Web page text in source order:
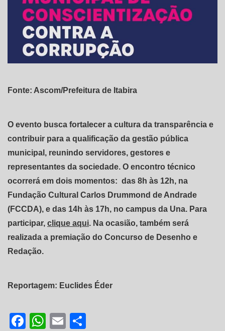
Fonte: Ascom/Prefeitura de Itabira
O evento busca fortalecer a cultura da transparência e
contribuir para a qualificação da gestão pública
municipal, reunindo servidores, gestores e
representantes da sociedade. O encontro técnico
ocorrerá em dois momentos: das 8h às 12h, na
Fundação Cultural Carlos Drummond de Andrade
(FCCDA), e das 14h às 17h, no campus da Una. Para
participar, clique aqui. Na ocasião, também será
realizada a premiação do Concurso de Desenho e
Redação.
Reportagem: Euclides Éder
Facebook
WhatsApp
Email